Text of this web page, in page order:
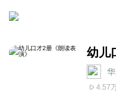
幼儿
4.57